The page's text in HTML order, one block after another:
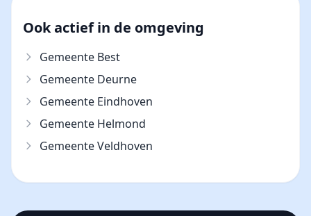
Ook actief in de omgeving
Gemeente Best
Gemeente Deurne
Gemeente Eindhoven
Gemeente Helmond
Gemeente Veldhoven